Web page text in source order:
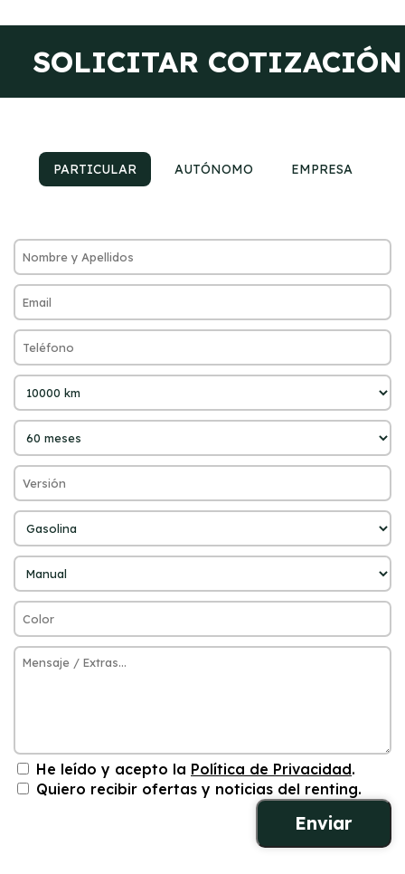
SOLICITAR COTIZACIÓN
PARTICULAR AUTÓNOMO EMPRESA
He leído y acepto la Política de Privacidad.
Quiero recibir ofertas y noticias del renting.